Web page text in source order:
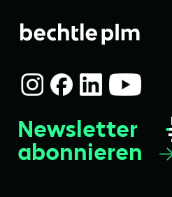
Newsletter
abonnieren